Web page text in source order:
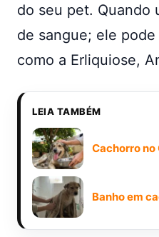
do seu pet. Quando
de sangue; ele
como a Erliquiose,
LEIA TAMBÉM
Cachorro no
Banho em